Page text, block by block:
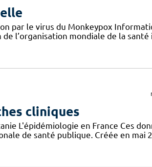
par le virus du Monkeypox
l’organisation mondiale de la santé
cliniques
L'épidémiologie en France Ces
de santé publique. Créée en mai